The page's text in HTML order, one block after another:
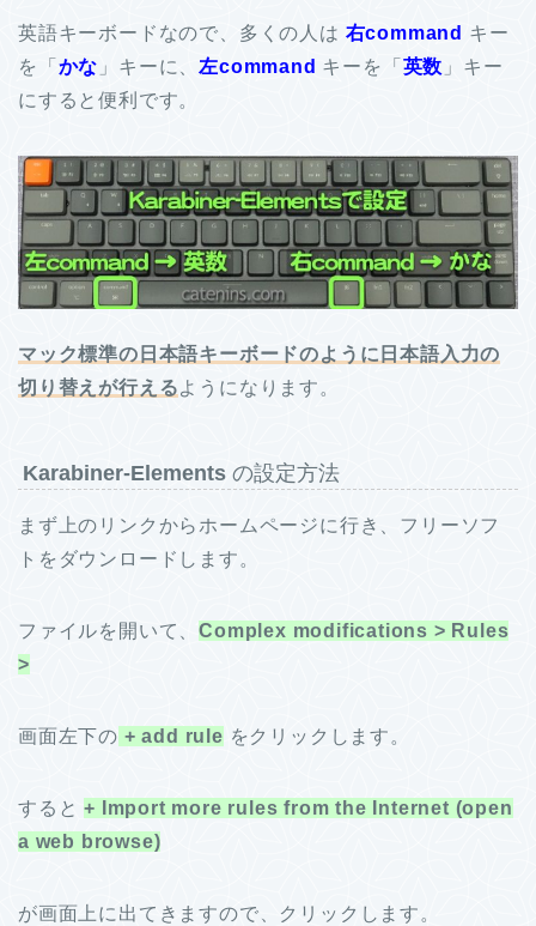
英語キーボードなので、多くの人は 右command キー
を「 かな 」キーに、左command キーを「 英数 」キー
にすると便利です。
マック標準の日本語キーボードのように日本語入力の
切り替えが行えるようになります。
Karabiner-Elementsの設定方法
まず上のリンクからホームページに行き、フリーソフ
トをダウンロードします。
ファイルを開いて、Complex modifications > Rules
>
画面左下の + add rule をクリックします。
すると+ Import more rules from the Internet (open
a web browse)
が画面上に出てきますので、クリックします。